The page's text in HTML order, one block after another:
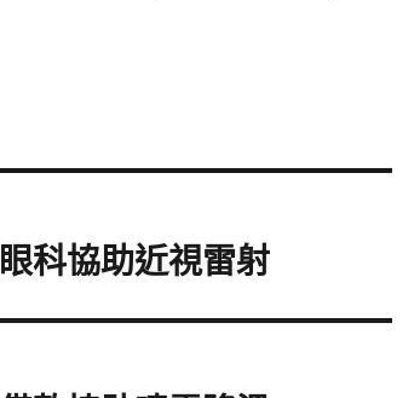
科協助近視雷射